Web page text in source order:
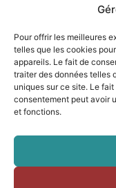
Pour offrir les meilleures
telles que les cookies
appareils. Le fait de
traiter des données telles
uniques sur ce site. Le
consentement peut avoir
et fonctions.
Nos loisirs
Agenda
Les temps forts
Partenaires et